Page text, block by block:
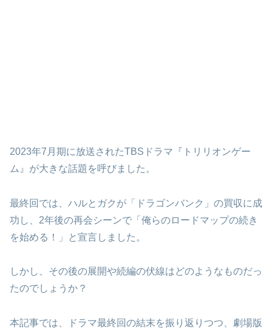
2023年7月期に放送されたTBSドラマ『トリリオンゲー
ム』が大きな話題を呼びました。
最終回では、ハルとガクが「ドラゴンバンク」の買収に成
功し、2年後の再会シーンで「俺らのロードマップの続き
を始める！」と宣言しました。
しかし、その後の展開や続編の伏線はどのようなものだっ
たのでしょうか？
本記事では、ドラマ最終回の結末を振り返りつつ、劇場版